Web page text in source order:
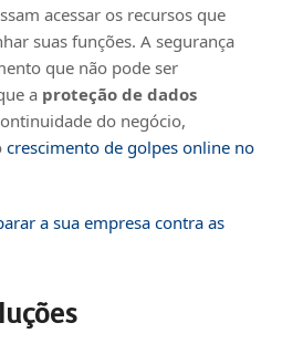
acessar os recursos que
suas funções. A segurança
que não pode ser
a proteção de dados
do negócio,
crescimento de golpes online no
a sua empresa contra as